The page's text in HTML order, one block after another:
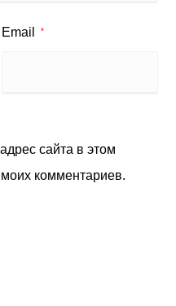
Email *
сайта в этом
комментариев.